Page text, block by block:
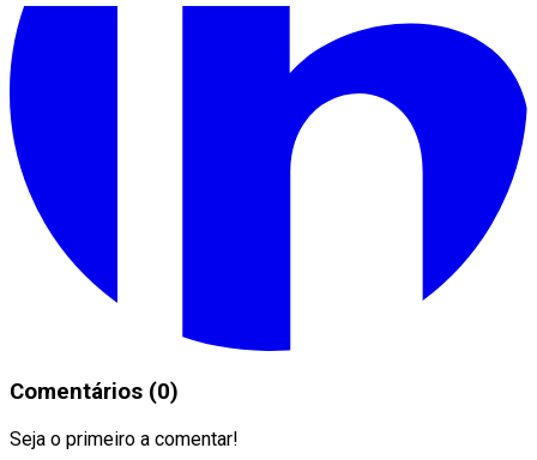
Comentários (0)
Seja o primeiro a comentar!